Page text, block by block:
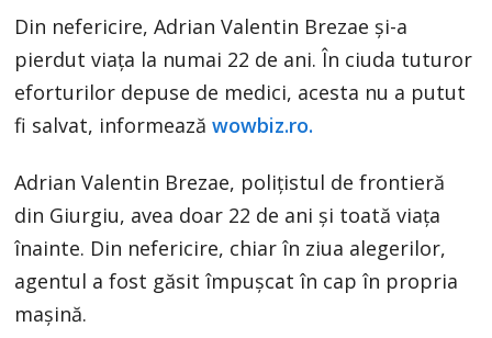
Din nefericire, Adrian Valentin Brezae și-a
pierdut viața la numai 22 de ani. În ciuda tuturor
eforturilor depuse de medici, acesta nu a putut
fi salvat, informeazăwowbiz.ro.
Adrian Valentin Brezae, polițistul de frontieră
din Giurgiu, avea doar 22 de ani și toată viața
înainte. Din nefericire, chiar în ziua alegerilor,
agentul a fost găsit împușcat în cap în propria
mașină.